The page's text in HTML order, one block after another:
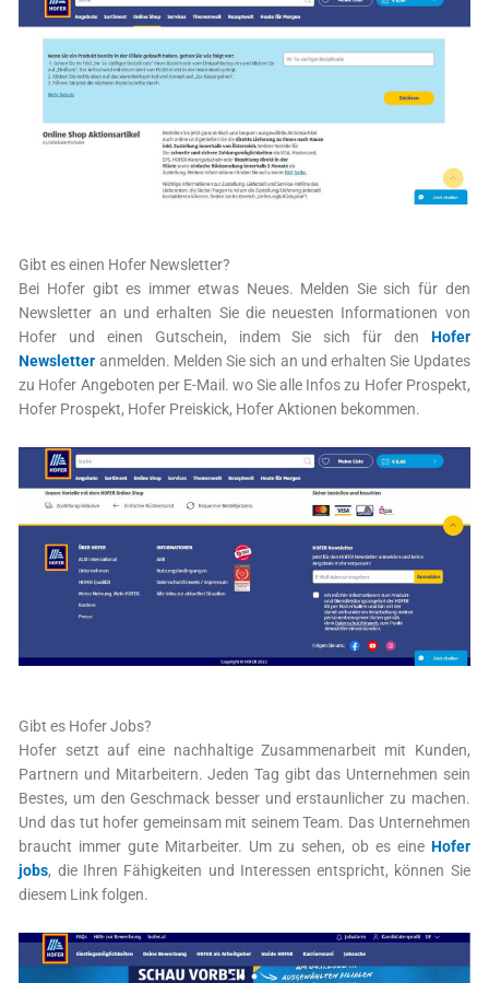
Gibt es einen Hofer Newsletter?
Bei Hofer gibt es immer etwas Neues. Melden Sie sich für den
Newsletter an und erhalten Sie die neuesten Informationen von
Hofer und einen Gutschein, indem Sie sich für den Hofer
Newsletter anmelden. Melden Sie sich an und erhalten Sie Updates
zu Hofer Angeboten per E-Mail. wo Sie alle Infos zu Hofer Prospekt,
Hofer Prospekt, Hofer Preiskick, Hofer Aktionen bekommen.
Gibt es Hofer Jobs?
Hofer setzt auf eine nachhaltige Zusammenarbeit mit Kunden,
Partnern und Mitarbeitern. Jeden Tag gibt das Unternehmen sein
Bestes, um den Geschmack besser und erstaunlicher zu machen.
Und das tut hofer gemeinsam mit seinem Team. Das Unternehmen
braucht immer gute Mitarbeiter. Um zu sehen, ob es eine Hofer
jobs, die Ihren Fähigkeiten und Interessen entspricht, können Sie
diesem Link folgen.